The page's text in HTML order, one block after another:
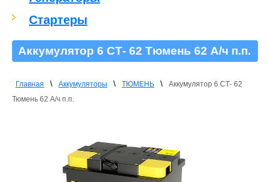
Стартеры
Аккумулятор 6 СТ- 62 Тюмень 62 А/ч п.п.
Главная \ Аккумуляторы \ ТЮМЕНЬ \
Аккумулятор 6 СТ- 62
Тюмень 62 А/ч п.п.